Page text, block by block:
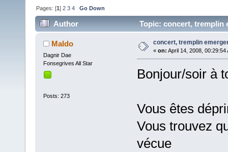
Pages: [1]2 3 4 Go Down
Author Topic: concert, tremplin
Maldo
Dagnir Dae
Fonsegrives All Star
Posts: 273
concert, tremplin
« on: April 14, 2008, 00:29:54
Bonjour/soir à
Vous êtes
Vous trouvez
vécue